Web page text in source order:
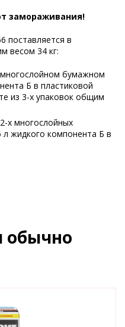
замораживания!
поставляется в
весом 34 кг:
многослойном бумажном
Б в пластиковой
из 3-х упаковок общим
х многослойных
жидкого компонента Б в
обычно